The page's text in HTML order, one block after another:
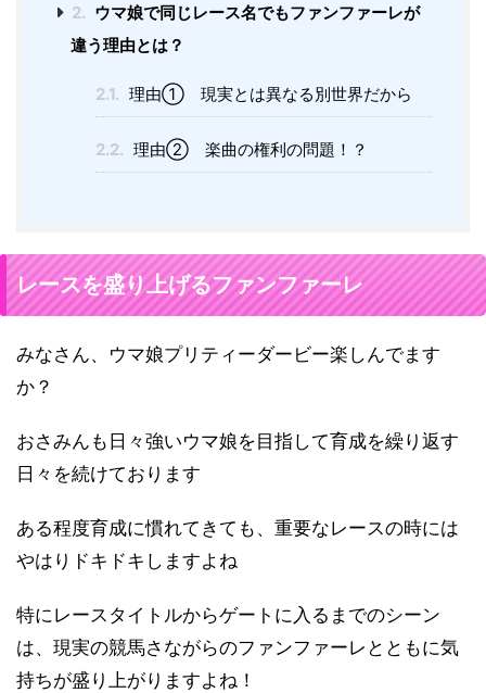
2. ウマ娘で同じレース名でもファンファーレが
違う理由とは？
2.1. 理由① 現実とは異なる別世界だから
2.2. 理由② 楽曲の権利の問題！？
レースを盛り上げるファンファーレ
みなさん、ウマ娘プリティーダービー楽しんでます
か？
おさみんも日々強いウマ娘を目指して育成を繰り返す
日々を続けております
ある程度育成に慣れてきても、重要なレースの時には
やはりドキドキしますよね
特にレースタイトルからゲートに入るまでのシーン
は、現実の競馬さながらのファンファーレとともに気
持ちが盛り上がりますよね！